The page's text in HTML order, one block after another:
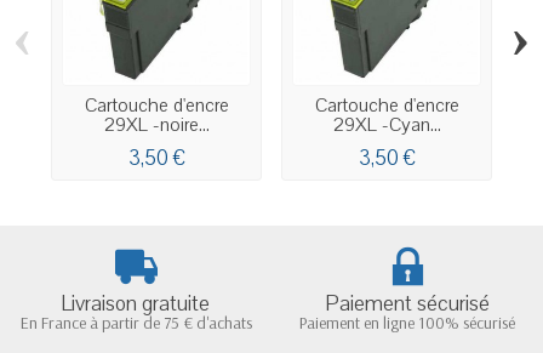
Cartouche d'encre
29XL -noire...
3,50 €
Cartouche d'encre
29XL -Cyan...
3,50 €
‹ ›
Livraison gratuite
En France à partir de 75 € d'achats
Paiement sécurisé
Paiement en ligne 100% sécurisé